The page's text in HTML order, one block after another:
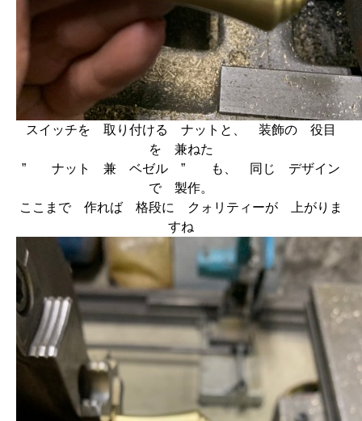
スイッチを 取り付ける ナットと、 装飾の 役目
を 兼ねた
” ナット 兼 ベゼル ” も、 同じ デザイン
で 製作。
ここまで 作れば 格段に クォリティーが 上がりま
すね